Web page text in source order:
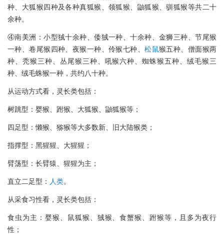
种、大狐猴四种及各种真狐猴、领狐猴、鼬狐猴、驯狐猴等共二十
余种。
④南美洲：小型狨十余种、倭狨一种、十余种、金狮三种、节尾猴
一种、卷尾猴四种、夜猴一种、伶猴七种、松鼠猴五种、僧面猴两
种、秃猴三种、丛尾猴三种、吼猴六种、蜘蛛猴五种、绒毛猴三
种、绒毛蛛猴一种，共约八十种。
从运动方式看，灵长类包括：
树跳型：婴猴、跗猴、大狐猴、鼬狐猴等；
四足型：懒猴、猕猴等大多数新、旧大陆猴类；
指撑型：黑猩猩、大猩猩；
臂荡型：长臂猿、猩猩为主；
直立二足型： 人类。
从采食习性看，灵长类包括：
食虫为主：婴猴、鼠狐猴、狨猴、食蟹猴、跗猴等，且多为夜行
性；